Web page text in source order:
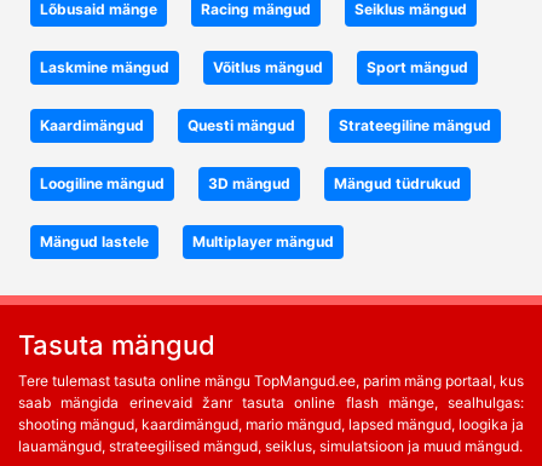
Lõbusaid mänge Racing mängud Seiklus mängud
Laskmine mängud Võitlus mängud Sport mängud
Kaardimängud Questi mängud Strateegiline mängud
Loogiline mängud 3D mängud Mängud tüdrukud
Mängud lastele Multiplayer mängud
Tasuta mängud
Tere tulemast tasuta online mängu TopMangud.ee, parim mäng portaal, kus
saab mängida erinevaid žanr tasuta online flash mänge, sealhulgas:
shooting mängud, kaardimängud, mario mängud, lapsed mängud, loogika ja
lauamängud, strateegilised mängud, seiklus, simulatsioon ja muud mängud.